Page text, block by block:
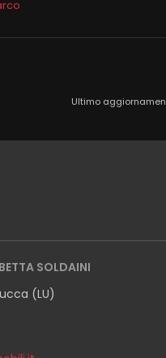
Ultimo
SOLDAINI
(LU)